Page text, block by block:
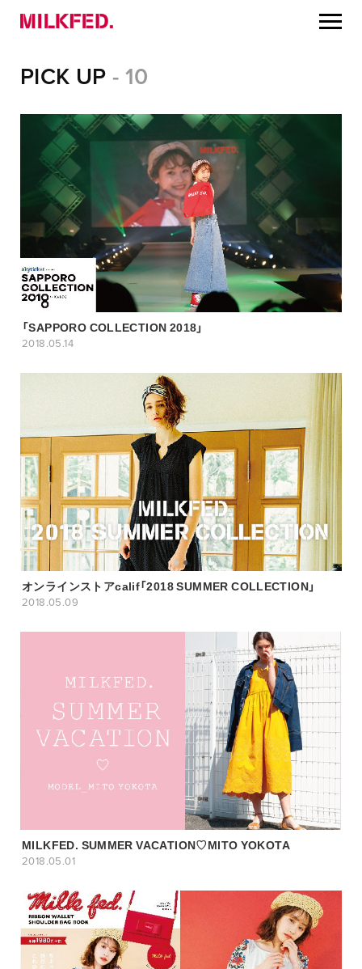
PICK UP - 10
「SAPPORO COLLECTION 2018」
2018.05.14
オンラインストアcalif「2018 SUMMER COLLECTION」
2018.05.09
MILKFED. SUMMER VACATION♡MITO YOKOTA
2018.05.01